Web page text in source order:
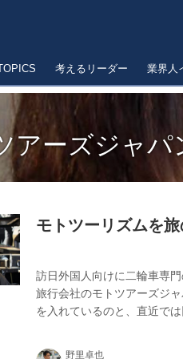
TOPICS 考えるリーダー 業界人
アーズジャパ
モトツーリズムを
訪日外国人向けに二輪車専
旅行会社のモトツアーズジ
を入れているのと、直近で
のツアーや今後の展開につ
野里卓也